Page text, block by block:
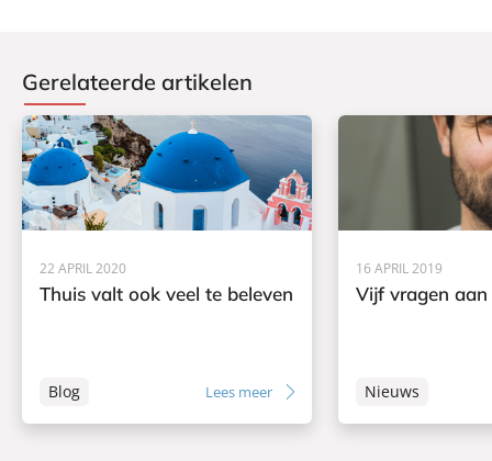
Gerelateerde artikelen
22 APRIL 2020
Thuis valt ook veel te beleven
Blog Lees meer
16 APRIL 2019
Vijf vragen
Nieuws